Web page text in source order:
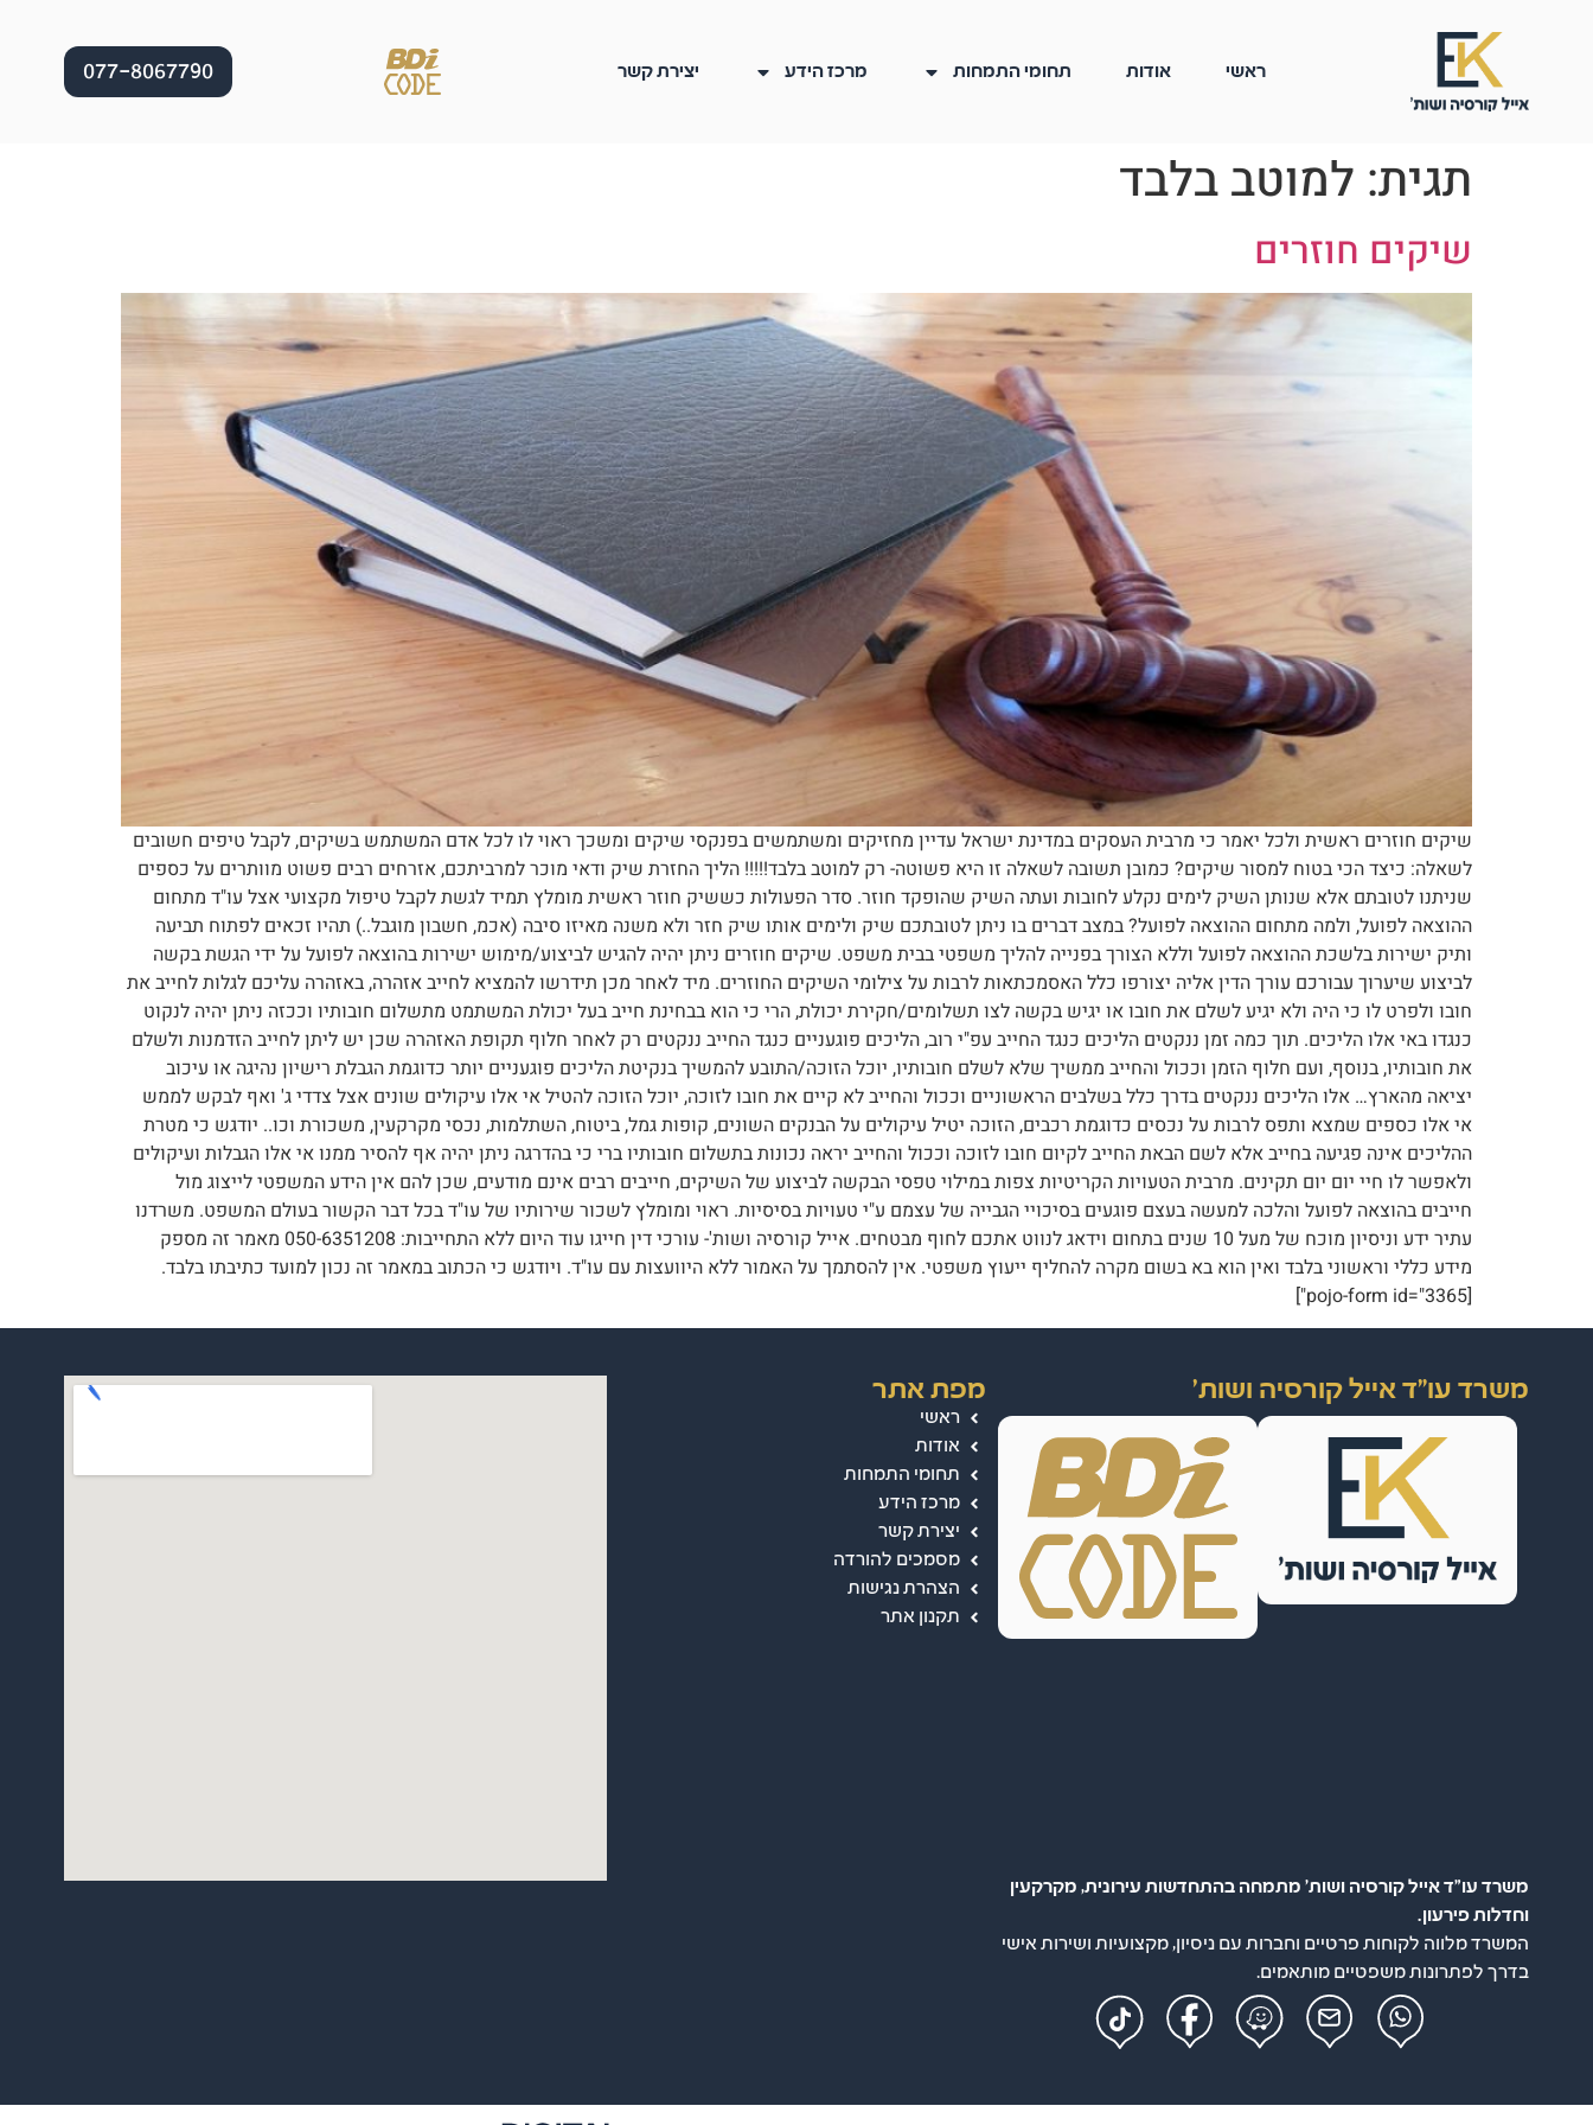
ראשי אודות תחומי התמחות מרכז הידע יצירת קשר 077-8067790
תגית: למוטב בלבד
שיקים חוזרים
שיקים חוזרים ראשית ולכל יאמר כי מרבית העסקים במדינת ישראל עדיין מחזיקים ומשתמשים בפנקסי שיקים ומשכך ראוי לו לכל אדם המשתמש בשיקים, לקבל טיפים חשובים
לשאלה: כיצד הכי בטוח למסור שיקים? כמובן תשובה לשאלה זו היא פשוטה- רק למוטב בלבד!!!!! הליך החזרת שיק ודאי מוכר למרביתכם, אזרחים רבים פשוט מוותרים על כספים
שניתנו לטובתם אלא שנותן השיק לימים נקלע לחובות ועתה השיק שהופקד חוזר. סדר הפעולות כששיק חוזר ראשית מומלץ תמיד לגשת לקבל טיפול מקצועי אצל עו"ד מתחום
ההוצאה לפועל, ולמה מתחום ההוצאה לפועל? במצב דברים בו ניתן לטובתכם שיק ולימים אותו שיק חזר ולא משנה מאיזו סיבה (אכמ, חשבון מוגבל..) תהיו זכאים לפתוח תביעה
ותיק ישירות בלשכת ההוצאה לפועל וללא הצורך בפנייה להליך משפטי בבית משפט. שיקים חוזרים ניתן יהיה להגיש לביצוע/מימוש ישירות בהוצאה לפועל על ידי הגשת בקשה
לביצוע שיערוך עבורכם עורך הדין אליה יצורפו כלל האסמכתאות לרבות על צילומי השיקים החוזרים. מיד לאחר מכן תידרשו להמציא לחייב אזהרה, באזהרה עליכם לגלות לחייב את
חובו ולפרט לו כי היה ולא יגיע לשלם את חובו או יגיש בקשה לצו תשלומים/חקירת יכולת, הרי כי הוא בבחינת חייב בעל יכולת המשתמט מתשלום חובותיו וככזה ניתן יהיה לנקוט
כנגדו באי אלו הליכים. תוך כמה זמן ננקטים הליכים כנגד החייב עפ"י רוב, הליכים פוגעניים כנגד החייב ננקטים רק לאחר חלוף תקופת האזהרה שכן יש ליתן לחייב הזדמנות ולשלם
את חובותיו, בנוסף, ועם חלוף הזמן וככול והחייב ממשיך שלא לשלם חובותיו, יוכל הזוכה/התובע להמשיך בנקיטת הליכים פוגעניים יותר כדוגמת הגבלת רישיון נהיגה או עיכוב
יציאה מהארץ… אלו הליכים ננקטים בדרך כלל בשלבים הראשוניים וככול והחייב לא קיים את חובו לזוכה, יוכל הזוכה להטיל אי אלו עיקולים שונים אצל צדדי ג' ואף לבקש לממש
אי אלו כספים שמצא ותפס לרבות על נכסים כדוגמת רכבים, הזוכה יטיל עיקולים על הבנקים השונים, קופות גמל, ביטוח, השתלמות, נכסי מקרקעין, משכורת וכו.. יודגש כי מטרת
ההליכים אינה פגיעה בחייב אלא לשם הבאת החייב לקיום חובו לזוכה וככול והחייב יראה נכונות בתשלום חובותיו ברי כי בהדרגה ניתן יהיה אף להסיר ממנו אי אלו הגבלות ועיקולים
ולאפשר לו חיי יום יום תקינים. מרבית הטעויות הקריטיות צפות במילוי טפסי הבקשה לביצוע של השיקים, חייבים רבים אינם מודעים, שכן להם אין הידע המשפטי לייצוג מול
חייבים בהוצאה לפועל והלכה למעשה בעצם פוגעים בסיכויי הגבייה של עצמם ע"י טעויות בסיסיות. ראוי ומומלץ לשכור שירותיו של עו"ד בכל דבר הקשור בעולם המשפט. משרדנו
עתיר ידע וניסיון מוכח של מעל 10 שנים בתחום וידאג לנווט אתכם לחוף מבטחים. אייל קורסיה ושות'- עורכי דין חייגו עוד היום ללא התחייבות: 050-6351208 מאמר זה מספק
מידע כללי וראשוני בלבד ואין הוא בא בשום מקרה להחליף ייעוץ משפטי. אין להסתמך על האמור ללא היוועצות עם עו"ד. ויודגש כי הכתוב במאמר זה נכון למועד כתיבתו בלבד.
[pojo-form id="3365"]
משרד עו"ד אייל קורסיה ושות'
משרד עו"ד אייל קורסיה ושות' מתמחה בהתחדשות עירונית, מקרקעין
וחדלות פירעון.
המשרד מלווה לקוחות פרטיים וחברות עם ניסיון, מקצועיות ושירות אישי
בדרך לפתרונות משפטיים מותאמים.
מפת אתר
ראשי
אודות
תחומי התמחות
מרכז הידע
יצירת קשר
מסמכים להורדה
הצהרת נגישות
תקנון אתר